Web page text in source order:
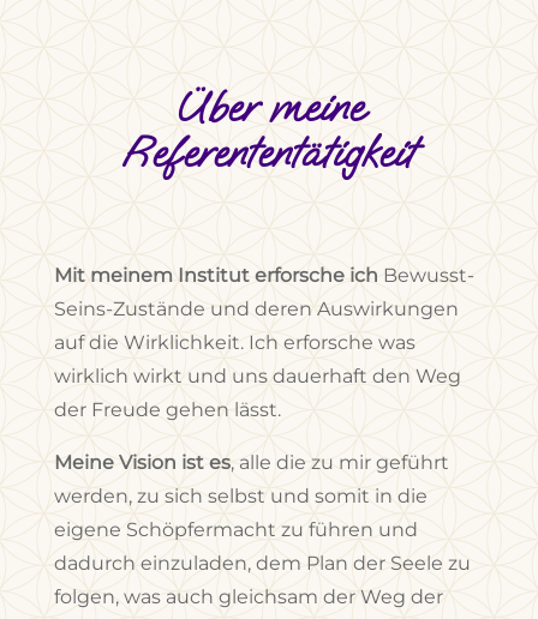
Über meine
Referententätigkeit
Mit meinem Institut erforsche ich Bewusst-
Seins-Zustände und deren Auswirkungen
auf die Wirklichkeit. Ich erforsche was
wirklich wirkt und uns dauerhaft den Weg
der Freude gehen lässt.
Meine Vision ist es, alle die zu mir geführt
werden, zu sich selbst und somit in die
eigene Schöpfermacht zu führen und
dadurch einzuladen, dem Plan der Seele zu
folgen, was auch gleichsam der Weg der